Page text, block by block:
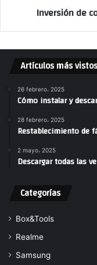
Inversión de
Artículos más vistos
26 febrero، 2025
Cómo instalar y
28 febrero، 2025
Restablecimiento de
2 mayo، 2025
Descargar todas las
Categorías
Box&Tools
Realme
Samsung